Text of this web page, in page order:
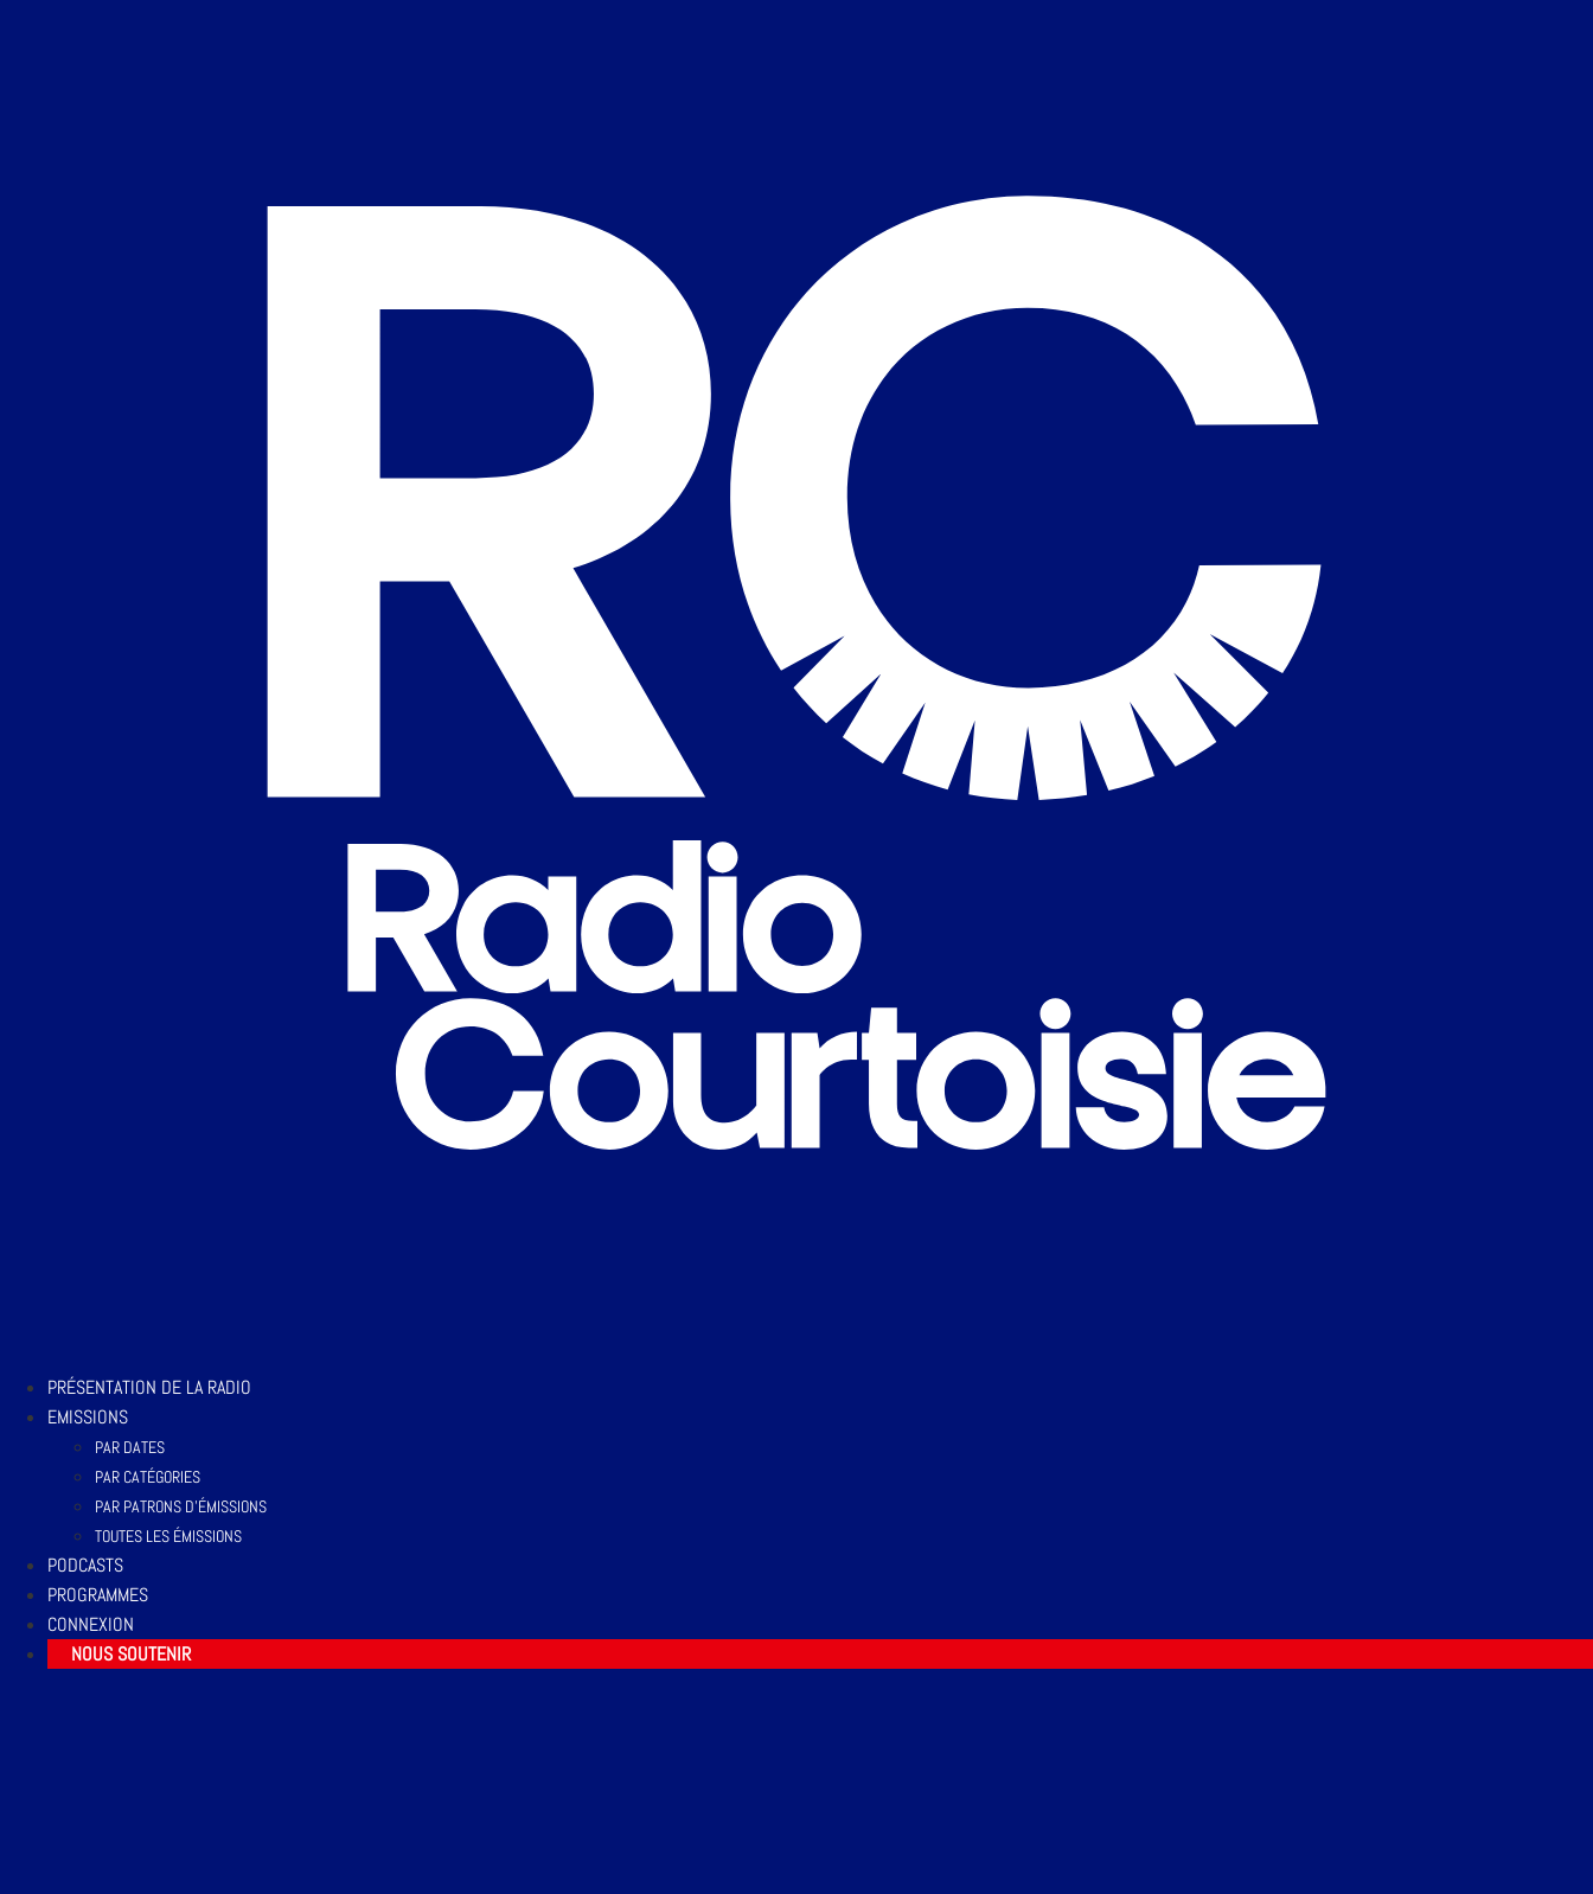
PRÉSENTATION DE LA RADIO
EMISSIONS
PAR DATES
PAR CATÉGORIES
PAR PATRONS D’ÉMISSIONS
TOUTES LES ÉMISSIONS
PODCASTS
PROGRAMMES
CONNEXION
NOUS SOUTENIR